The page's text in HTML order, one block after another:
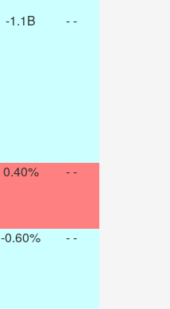
-1.1B - -
0.40% - -
-0.60% - -